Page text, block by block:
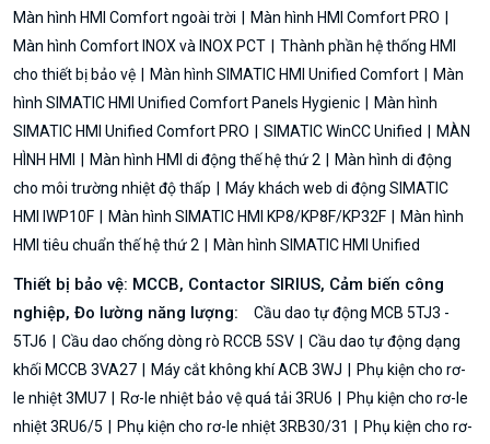
Màn hình HMI Comfort ngoài trời
Màn hình HMI Comfort PRO
Màn hình Comfort INOX và INOX PCT
Thành phần hệ thống HMI
cho thiết bị bảo vệ
Màn hình SIMATIC HMI Unified Comfort
Màn
hình SIMATIC HMI Unified Comfort Panels Hygienic
Màn hình
SIMATIC HMI Unified Comfort PRO
SIMATIC WinCC Unified
MÀN
HÌNH HMI
Màn hình HMI di động thế hệ thứ 2
Màn hình di động
cho môi trường nhiệt độ thấp
Máy khách web di động SIMATIC
HMI IWP10F
Màn hình SIMATIC HMI KP8/KP8F/KP32F
Màn hình
HMI tiêu chuẩn thế hệ thứ 2
Màn hình SIMATIC HMI Unified
Thiết bị bảo vệ: MCCB, Contactor SIRIUS, Cảm biến công
nghiệp, Đo lường năng lượng:
Cầu dao tự động MCB 5TJ3 -
5TJ6
Cầu dao chống dòng rò RCCB 5SV
Cầu dao tự động dạng
khối MCCB 3VA27
Máy cắt không khí ACB 3WJ
Phụ kiện cho rơ-
le nhiệt 3MU7
Rơ-le nhiệt bảo vệ quá tải 3RU6
Phụ kiện cho rơ-le
nhiệt 3RU6/5
Phụ kiện cho rơ-le nhiệt 3RB30/31
Phụ kiện cho rơ-